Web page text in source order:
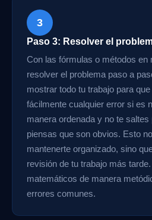
3
Paso 3: Resolver el
Con las fórmulas o métodos en
resolver el problema paso a
mostrar todo tu trabajo para
fácilmente cualquier error si es
manera ordenada y no te
piensas que son obvios. Esto
mantenerte organizado, sino
revisión de tu trabajo más
matemáticos de manera
errores comunes.